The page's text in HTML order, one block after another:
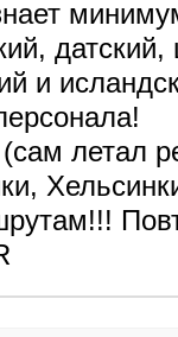
и
летал